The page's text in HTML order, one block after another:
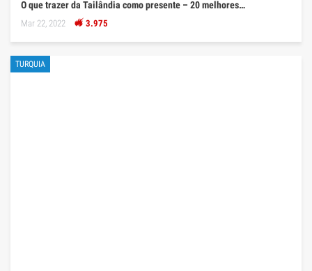
O que trazer da Tailândia como presente – 20 melhores…
Mar 22, 2022 3.975
TURQUIA